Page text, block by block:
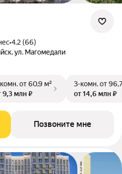
•4.2 (66)
ул. Магомедали
от 60,9 м²
9,3 млн ₽
3-комн.от
от 14,6 млн ₽
Позвоните мне